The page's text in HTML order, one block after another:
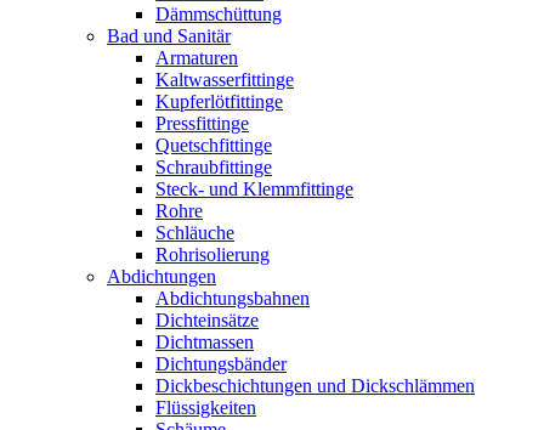
Dämmschüttung
Bad und Sanitär
Armaturen
Kaltwasserfittinge
Kupferlötfittinge
Pressfittinge
Quetschfittinge
Schraubfittinge
Steck- und Klemmfittinge
Rohre
Schläuche
Rohrisolierung
Abdichtungen
Abdichtungsbahnen
Dichteinsätze
Dichtmassen
Dichtungsbänder
Dickbeschichtungen und Dickschlämmen
Flüssigkeiten